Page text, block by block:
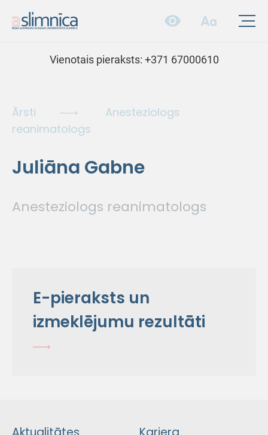
Vienotais pieraksts: +371 67000610
Ārsti
Anesteziologs
reanimatologs
Juliāna Gabne
Anesteziologs reanimatologs
E-pieraksts un
izmeklējumu rezultāti
Aktualitātes Karjera